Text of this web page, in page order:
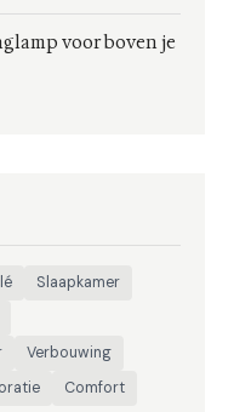
voor boven je
Slaapkamer
Verbouwing
Comfort